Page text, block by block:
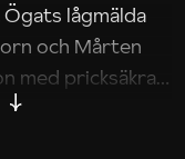
lågmälda
och Mårten
med pricksäkra
att omsätta